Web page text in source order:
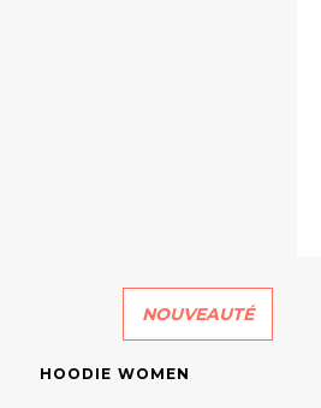
NOUVEAUTÉ
HOODIE WOMEN